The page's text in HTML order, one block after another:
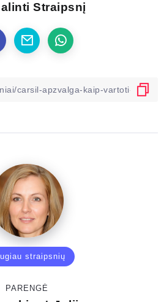
Straipsnį
straipsnių
PARENGĖ